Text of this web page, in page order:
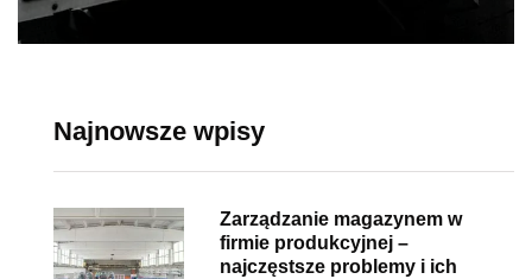
Najnowsze wpisy
Zarządzanie magazynem w
firmie produkcyjnej –
najczęstsze problemy i ich